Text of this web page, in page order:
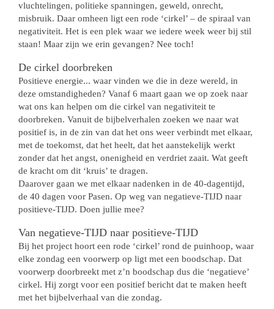
vluchtelingen, politieke spanningen, geweld, onrecht,
misbruik. Daar omheen ligt een rode ‘cirkel’ – de spiraal van
negativiteit. Het is een plek waar we iedere week weer bij stil
staan! Maar zijn we erin gevangen? Nee toch!
De cirkel doorbreken
Positieve energie... waar vinden we die in deze wereld, in
deze omstandigheden? Vanaf 6 maart gaan we op zoek naar
wat ons kan helpen om die cirkel van negativiteit te
doorbreken. Vanuit de bijbelverhalen zoeken we naar wat
positief is, in de zin van dat het ons weer verbindt met elkaar,
met de toekomst, dat het heelt, dat het aanstekelijk werkt
zonder dat het angst, onenigheid en verdriet zaait. Wat geeft
de kracht om dit ‘kruis’ te dragen.
Daarover gaan we met elkaar nadenken in de 40-dagentijd,
de 40 dagen voor Pasen. Op weg van negatieve-TIJD naar
positieve-TIJD. Doen jullie mee?
Van negatieve-TIJD naar positieve-TIJD
Bij het project hoort een rode ‘cirkel’ rond de puinhoop, waar
elke zondag een voorwerp op ligt met een boodschap. Dat
voorwerp doorbreekt met z’n boodschap dus die ‘negatieve’
cirkel. Hij zorgt voor een positief bericht dat te maken heeft
met het bijbelverhaal van die zondag.